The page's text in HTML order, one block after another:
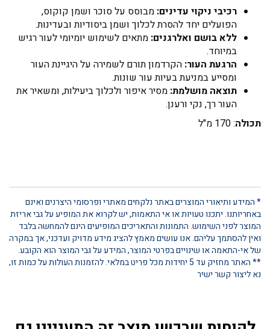
רכיבי ניקוי עדינים: מבוסס על סוכר ושמן קוקוס,
הפועלים יחד להסרת לכלוך ושמן ביסודיות ובעדינות.
ללא בושם ואלרגנים: מתאים לשימוש יומיומי לעור רגיש
במיוחד.
הרגעת העור: הקרדמון תורם לשמירה על היגיינת העור
ומסייע במניעת בעיות עור שונות.
תוצאה מושלמת: מסיר איפור ולכלוך ביעילות, ומשאיר את
העור רך, נקי ורענן.
תכולה: 170 מ"ל
* המידע ותיאורי המוצרים באתר נלקחים מאתרי ופרסומי היצרנים ואינם
באחריותנו. יתכנו טעויות או אי התאמות, יש לקרוא את המופיע על גבי אריזת
המוצר לפני השימוש. התמונות והתאריכים המופיעים הינם להמחשה בלבד
ואין להסתמך עליהם. אנו עושים מאמץ להציג מידע מדויק ועדכני, אך במקרה
של אי-התאמה או שינויים בפרטי המוצר, המידע על גבי המוצר הוא הקובע.
** האתר מחזיק עד 5 יחידות מכל פריט במלאי. להזמנות העולות על כמות זו,
נא ליצור קשר ישיר